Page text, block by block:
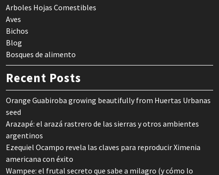
Arboles Hojas Comestibles
Aves
Bichos
Blog
Bosques de alimento
Recent Posts
Orange Guabiroba growing beautifully from Huertas Urbanas
seed
Arazapé: el arazá rastrero de las sierras y otros ambientes
argentinos
Ezequiel Ocampo revela las claves para reproducir Ximenia
americana con éxito
Wampee: el frutal secreto que sabe a milagro (y cómo lo